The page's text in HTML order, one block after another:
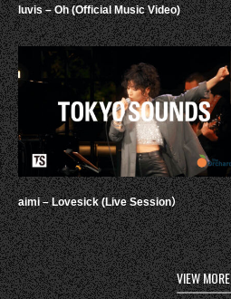
luvis – Oh (Official Music Video)
aimi – Lovesick (Live Session）
VIEW MORE